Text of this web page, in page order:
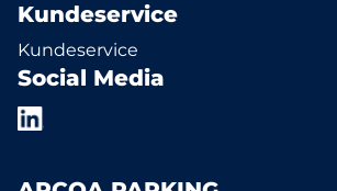
Kundeservice
Kundeservice
Social Media